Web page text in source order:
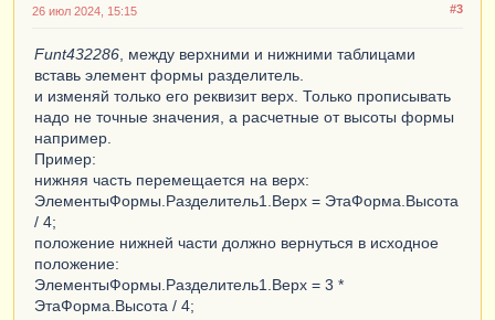
#3
26 июл 2024, 15:15
Funt432286 , между верхними и нижними таблицами
вставь элемент формы разделитель.
и изменяй только его реквизит верх. Только прописывать
надо не точные значения, а расчетные от высоты формы
например.
Пример:
нижняя часть перемещается на верх:
ЭлементыФормы.Разделитель1.Верх = ЭтаФорма.Высота
/ 4;
положение нижней части должно вернуться в исходное
положение:
ЭлементыФормы.Разделитель1.Верх = 3 *
ЭтаФорма.Высота / 4;